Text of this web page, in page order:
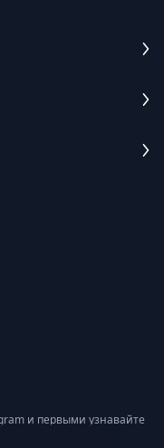
и первыми узнавайте